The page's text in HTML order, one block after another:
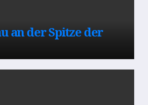
an der Spitze der